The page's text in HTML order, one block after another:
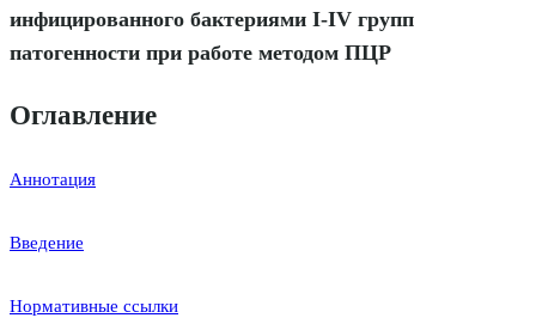
инфицированного бактериями I-IV групп
патогенности при работе методом ПЦР
Оглавление
Аннотация
Введение
Нормативные ссылки